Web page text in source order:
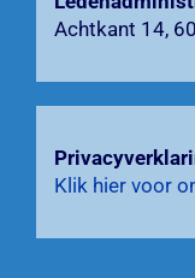
Achtkant 14,
Klik hier voor